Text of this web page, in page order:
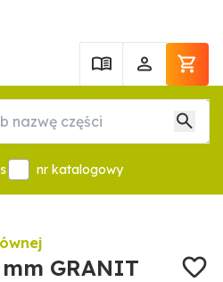
nr katalogowy
GRANIT